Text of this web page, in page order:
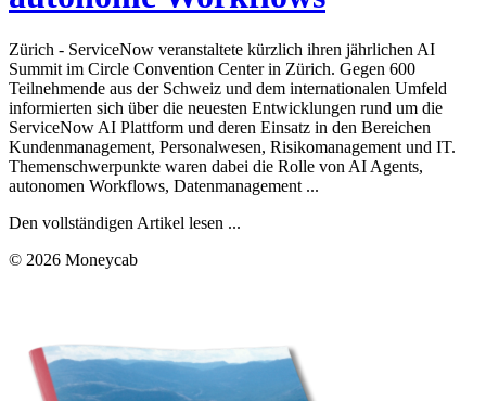
Zürich - ServiceNow veranstaltete kürzlich ihren jährlichen AI
Summit im Circle Convention Center in Zürich. Gegen 600
Teilnehmende aus der Schweiz und dem internationalen Umfeld
informierten sich über die neuesten Entwicklungen rund um die
ServiceNow AI Plattform und deren Einsatz in den Bereichen
Kundenmanagement, Personalwesen, Risikomanagement und IT.
Themenschwerpunkte waren dabei die Rolle von AI Agents,
autonomen Workflows, Datenmanagement ...
Den vollständigen Artikel lesen ...
© 2026 Moneycab